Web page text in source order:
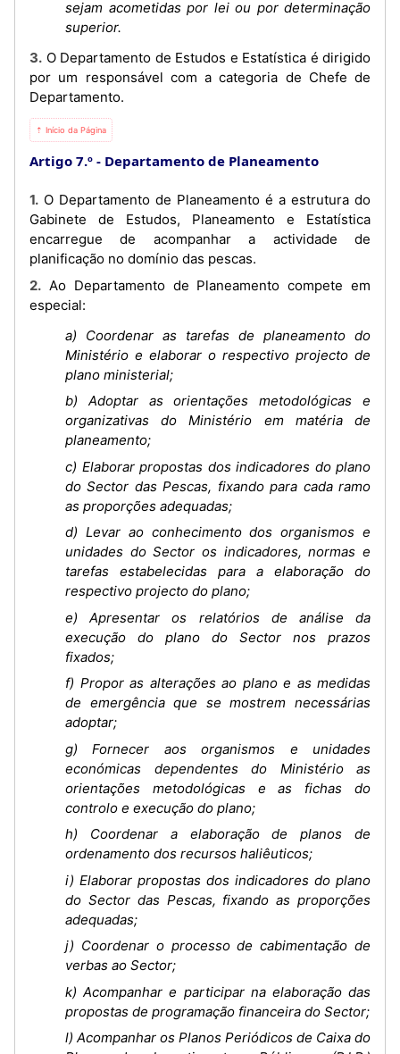
sejam acometidas por lei ou por determinação
superior.
3. O Departamento de Estudos e Estatística é dirigido
por um responsável com a categoria de Chefe de
Departamento.
⇡ Início da Página
Artigo 7.º Departamento de Planeamento
1. O Departamento de Planeamento é a estrutura do
Gabinete de Estudos, Planeamento e Estatística
encarregue de acompanhar a actividade de
planificação no domínio das pescas.
2. Ao Departamento de Planeamento compete em
especial:
a) Coordenar as tarefas de planeamento do
Ministério e elaborar o respectivo projecto de
plano ministerial;
b) Adoptar as orientações metodológicas e
organizativas do Ministério em matéria de
planeamento;
c) Elaborar propostas dos indicadores do plano
do Sector das Pescas, fixando para cada ramo
as proporções adequadas;
d) Levar ao conhecimento dos organismos e
unidades do Sector os indicadores, normas e
tarefas estabelecidas para a elaboração do
respectivo projecto do plano;
e) Apresentar os relatórios de análise da
execução do plano do Sector nos prazos
fixados;
f) Propor as alterações ao plano e as medidas
de emergência que se mostrem necessárias
adoptar;
g) Fornecer aos organismos e unidades
económicas dependentes do Ministério as
orientações metodológicas e as fichas do
controlo e execução do plano;
h) Coordenar a elaboração de planos de
ordenamento dos recursos haliêuticos;
i) Elaborar propostas dos indicadores do plano
do Sector das Pescas, fixando as proporções
adequadas;
j) Coordenar o processo de cabimentação de
verbas ao Sector;
k) Acompanhar e participar na elaboração das
propostas de programação financeira do Sector;
l) Acompanhar os Planos Periódicos de Caixa do